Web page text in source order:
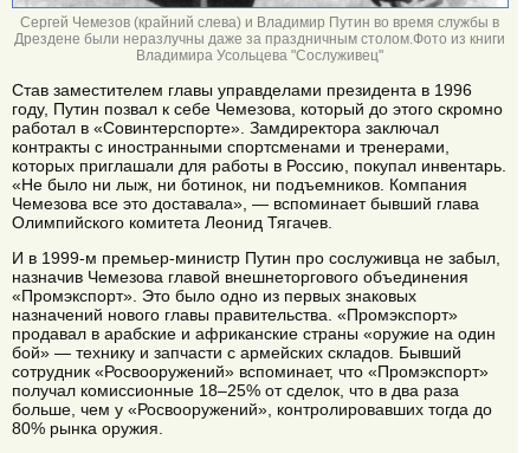
Сергей Чемезов (крайний слева) и Владимир Путин во время службы в
Дрездене были неразлучны даже за праздничным столом.Фото из книги
Владимира Усольцева "Сослуживец"
Став заместителем главы управделами президента в 1996
году, Путин позвал к себе Чемезова, который до этого скромно
работал в «Совинтерспорте». Замдиректора заключал
контракты с иностранными спортсменами и тренерами,
которых приглашали для работы в Россию, покупал инвентарь.
«Не было ни лыж, ни ботинок, ни подъемников. Компания
Чемезова все это доставала», — вспоминает бывший глава
Олимпийского комитета Леонид Тягачев.
И в 1999-м премьер-министр Путин про сослуживца не забыл,
назначив Чемезова главой внешнеторгового объединения
«Промэкспорт». Это было одно из первых знаковых
назначений нового главы правительства. «Промэкспорт»
продавал в арабские и африканские страны «оружие на один
бой» — технику и запчасти с армейских складов. Бывший
сотрудник «Росвооружений» вспоминает, что «Промэкспорт»
получал комиссионные 18–25% от сделок, что в два раза
больше, чем у «Росвооружений», контролировавших тогда до
80% рынка оружия.